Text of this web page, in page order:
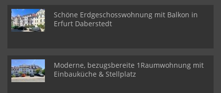
Schöne Erdgeschosswohnung mit Balkon in
Erfurt Daberstedt
Moderne, bezugsbereite 1Raumwohnung mit
Einbauküche & Stellplatz